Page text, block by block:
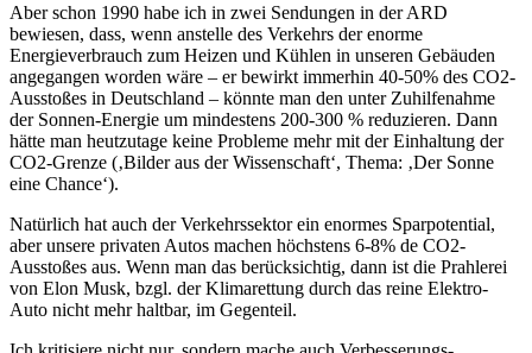
Aber schon 1990 habe ich in zwei Sendungen in der ARD
bewiesen, dass, wenn anstelle des Verkehrs der enorme
Energieverbrauch zum Heizen und Kühlen in unseren Gebäuden
angegangen worden wäre – er bewirkt immerhin 40-50% des CO2-
Ausstoßes in Deutschland – könnte man den unter Zuhilfenahme
der Sonnen-Energie um mindestens 200-300 % reduzieren. Dann
hätte man heutzutage keine Probleme mehr mit der Einhaltung der
CO2-Grenze (‚Bilder aus der Wissenschaft‘, Thema: ‚Der Sonne
eine Chance‘).
Natürlich hat auch der Verkehrssektor ein enormes Sparpotential,
aber unsere privaten Autos machen höchstens 6-8% de CO2-
Ausstoßes aus. Wenn man das berücksichtig, dann ist die Prahlerei
von Elon Musk, bzgl. der Klimarettung durch das reine Elektro-
Auto nicht mehr haltbar, im Gegenteil.